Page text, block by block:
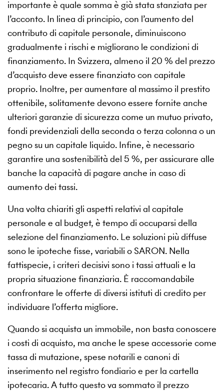
importante è quale somma è già stata stanziata per
l’acconto. In linea di principio, con l’aumento del
contributo di capitale personale, diminuiscono
gradualmente i rischi e migliorano le condizioni di
finanziamento. In Svizzera, almeno il 20 % del prezzo
d’acquisto deve essere finanziato con capitale
proprio. Inoltre, per aumentare al massimo il prestito
ottenibile, solitamente devono essere fornite anche
ulteriori garanzie di sicurezza come un mutuo privato,
fondi previdenziali della seconda o terza colonna o un
pegno su un capitale liquido. Infine, è necessario
garantire una sostenibilità del 5 %, per assicurare alle
banche la capacità di pagare anche in caso di
aumento dei tassi.
Una volta chiariti gli aspetti relativi al capitale
personale e al budget, è tempo di occuparsi della
selezione del finanziamento. Le soluzioni più diffuse
sono le ipoteche fisse, variabili o SARON. Nella
fattispecie, i criteri decisivi sono i tassi attuali e la
propria situazione finanziaria. È raccomandabile
confrontare le offerte di diversi istituti di credito per
individuare l’offerta migliore.
Quando si acquista un immobile, non basta conoscere
i costi di acquisto, ma anche le spese accessorie come
tassa di mutazione, spese notarili e canoni di
inserimento nel registro fondiario e per la cartella
ipotecaria. A tutto questo va sommato il prezzo